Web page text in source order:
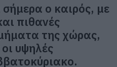
ο καιρός, με
πιθανές
της χώρας,
υψηλές